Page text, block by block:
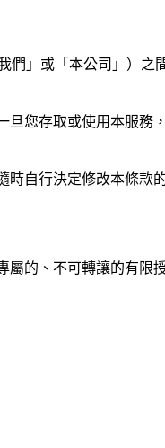
們」或「本公司」）
您存取或使用本服
自行決定修改本條款
的、不可轉讓的有